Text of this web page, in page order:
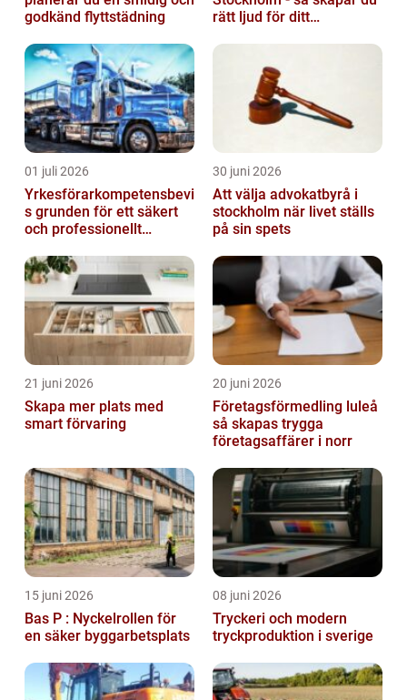
godkänd flyttstädning
rätt ljud för ditt
01 juli 2026
Yrkesförarkompetensbevi
s grunden för ett säkert
och professionellt
30 juni 2026
Att välja advokatbyrå i
stockholm när livet ställs
på sin spets
21 juni 2026
Skapa mer plats med
smart förvaring
20 juni 2026
Företagsförmedling luleå
så skapas trygga
företagsaffärer i norr
15 juni 2026
Bas P : Nyckelrollen för
en säker byggarbetsplats
08 juni 2026
Tryckeri och modern
tryckproduktion i sverige